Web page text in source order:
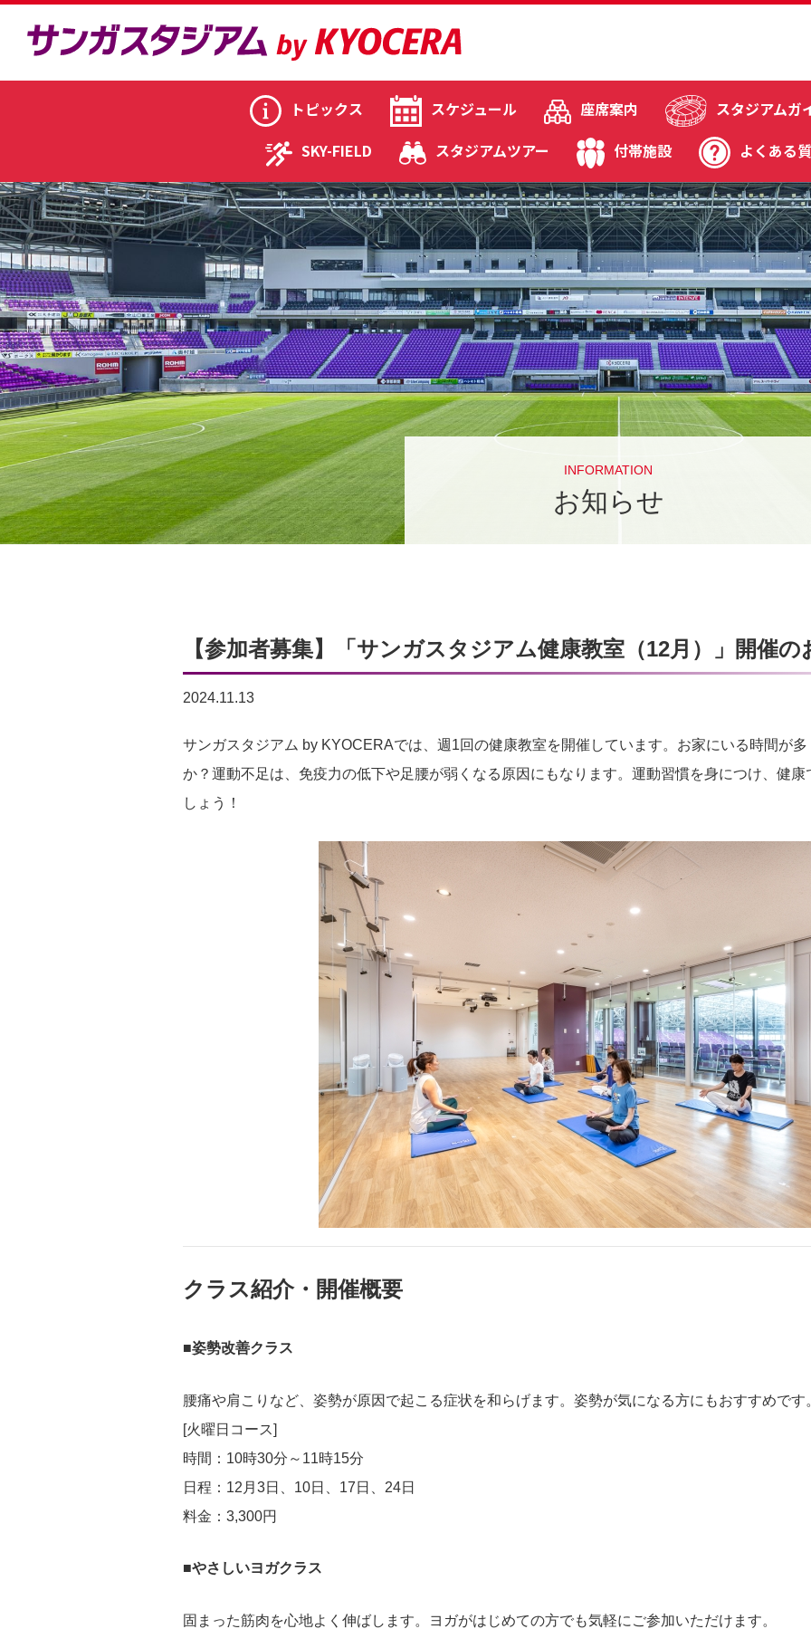
トピックス スケジュール 座席案内
スタジアムガ
SKY-FIELD
スタジアムツアー 付帯施設 よくある
INFORMATION
お知らせ
【参加者募集】「サンガスタジアム健康教室（12月）」開催の
2024.11.13
サンガスタジアム by KYOCERAでは、週1回の健康教室を開催しています。お家にいる時間が
か？運動不足は、免疫力の低下や足腰が弱くなる原因にもなります。運動習慣を身につけ、健
しょう！
クラス紹介・開催概要
■姿勢改善クラス
腰痛や肩こりなど、姿勢が原因で起こる症状を和らげます。姿勢が気になる方にもおすすめです
[火曜日コース]
時間：10時30分～11時15分
日程：12月3日、10日、17日、24日
料金：3,300円
■やさしいヨガクラス
固まった筋肉を心地よく伸ばします。ヨガがはじめての方でも気軽にご参加いただけます。